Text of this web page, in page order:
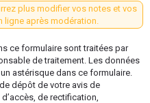
plus modifier vos notes et vos
ligne après modération.
ce formulaire sont traitées par
de traitement. Les données
astérisque dans ce formulaire.
dépôt de votre avis de
de rectification,